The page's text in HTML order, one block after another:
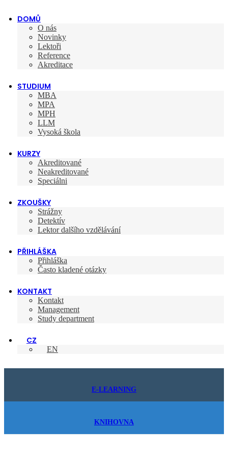
DOMŮ
O nás
Novinky
Lektoři
Reference
Akreditace
STUDIUM
MBA
MPA
MPH
LLM
Vysoká škola
KURZY
Akreditované
Neakreditované
Speciálni
ZKOUŠKY
Strážny
Detektív
Lektor dalšího vzdělávání
PŘIHLÁŠKA
Přihláška
Často kladené otázky
KONTAKT
Kontakt
Management
Study department
CZ
EN
E-LEARNING
KNIHOVNA